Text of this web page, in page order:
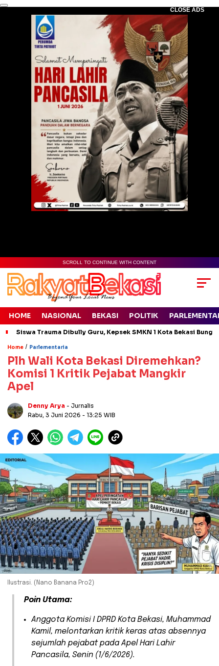
CLOSE ADS
SCROLL TO CONTINUE WITH CONTENT
HOME NASIONAL BEKASI POLITIK
Siswa Trauma Dibully Guru, Kepsek SMKN 1 Kota Bekasi
Home / Parlementaria
Plh Wali Kota Bekasi Diremehkan?
Komisi 1 Kritik Pejabat Mangkir
Apel
Denny Arya - Jurnalis
Rabu, 3 Juni 2026 - 13:25 WIB
Ilustrasi. (Nano Banana Pro2)
Poin Utama:
​Anggota Komisi I DPRD Kota Bekasi, Muhammad
Kamil, melontarkan kritik keras atas absennya
sejumlah pejabat pada Apel Hari Lahir
Pancasila, Senin (1/6/2026).